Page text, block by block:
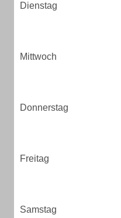
Dienstag
Mittwoch
Donnerstag
Freitag
Samstag